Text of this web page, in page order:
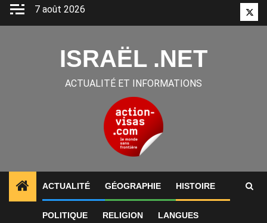
Aller
7 août 2026
ISRAËL .NET
ACTUALITÉ ET INFORMATIONS
ACTUALITÉ GÉOGRAPHIE HISTOIRE
POLITIQUE RELIGION LANGUES
International